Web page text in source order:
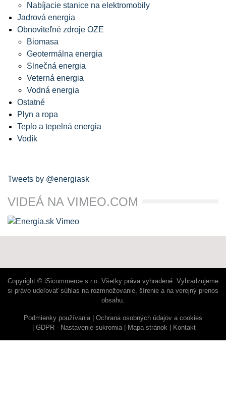
Nabíjacie stanice na elektromobily
Jadrová energia
Obnoviteľné zdroje OZE
Biomasa
Geotermálna energia
Slnečná energia
Veterná energia
Vodná energia
Ostatné
Plyn a ropa
Teplo a tepelná energia
Vodík
Tweets by @energiask
VIDEÁ NA VIMEO.COM
Copyright © iSicommerce s.r.o. Všetky práva vyhradené. Vyhradzujeme
si právo udeľovať súhlas na rozmnožovanie, šírenie a na verejný prenos
obsahu.
Podmienky používania
Ochrana osobných údajov a cookies
GDPR - Nastavenie sukromia
Mapa stránok Kontakt